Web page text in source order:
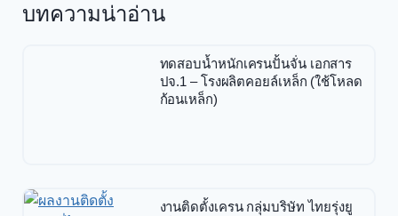
บทความน่าอ่าน
ทดสอบน้ำหนักเครนปั้นจั่น เอกสาร
ปจ.1 – โรงผลิตคอยล์เหล็ก (ใช้โหลด
ก้อนเหล็ก)
งานติดตั้งเครน กลุ่มบริษัท ไทยรุ่งยู